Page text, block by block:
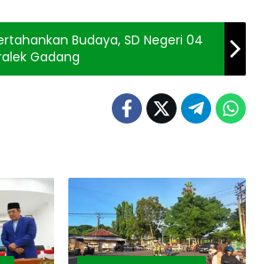
Budaya, SD Negeri 04
Gadang